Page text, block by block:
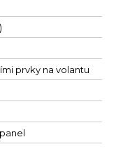
prvky na volantu